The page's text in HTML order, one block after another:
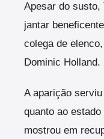
Apesar do susto,
jantar
colega de
Dominic Holland.
A aparição
quanto ao
mostrou em